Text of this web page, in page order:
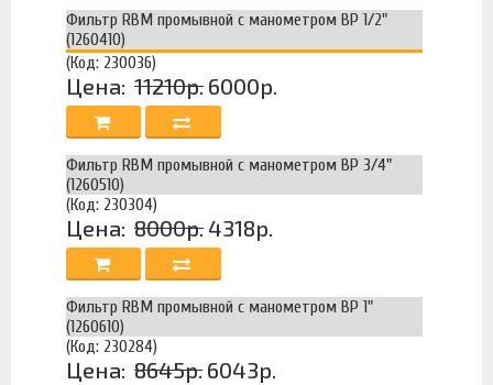
Фильтр RBM промывной с манометром ВР 1/2"
(1260410)
(Код: 230036)
Цена: 11210р. 6000р.
Фильтр RBM промывной с манометром ВР 3/4"
(1260510)
(Код: 230304)
Цена: 8000р. 4318р.
Фильтр RBM промывной с манометром ВР 1"
(1260610)
(Код: 230284)
Цена: 8645р. 6043р.